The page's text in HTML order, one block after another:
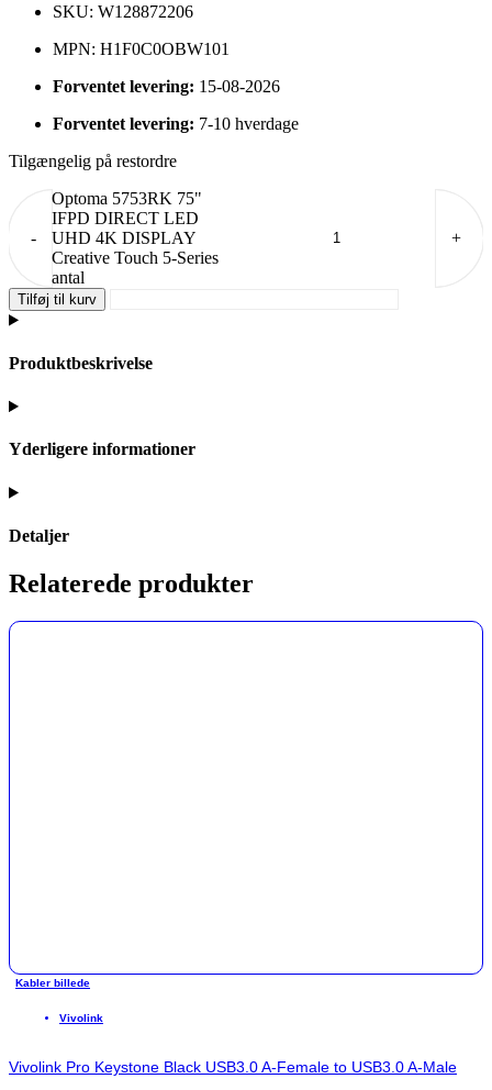
SKU: W128872206
MPN: H1F0C0OBW101
Forventet levering: 15-08-2026
Forventet levering: 7-10 hverdage
Tilgængelig på restordre
-
Optoma 5753RK 75"
IFPD DIRECT LED
UHD 4K DISPLAY
Creative Touch 5-Series
antal
+
Tilføj til kurv
Produktbeskrivelse
Yderligere informationer
Detaljer
Relaterede produkter
Kabler billede
Vivolink
Vivolink Pro Keystone Black USB3.0 A-Female to USB3.0 A-Male